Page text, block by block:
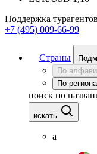
Поддержка
+7 (495) 009-66-99
Страны
По
По
поиск по
искать
а